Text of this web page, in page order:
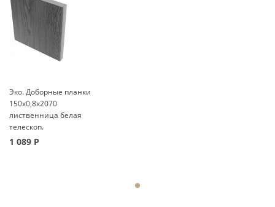
Эко. Доборные планки
150x0,8x2070
лиственница белая
телескоп.
1 089 Р